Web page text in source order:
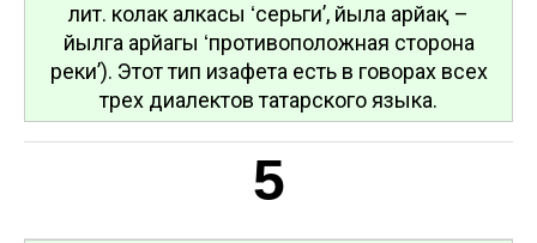
лит. колак алкасы ʻсерьгиʼ, йылға арйақ –
йылга арйагы ʻпротивоположная сторона
рекиʼ). Этот тип изафета есть в говорах всех
трех диалектов татарского языка.
5